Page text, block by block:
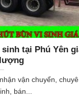
tại Phú Yên
vận chuyển,
bán...